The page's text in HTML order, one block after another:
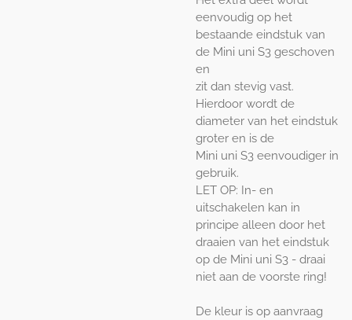
eenvoudig op het
bestaande eindstuk van
de Mini uni S3 geschoven
en
zit dan stevig vast.
Hierdoor wordt de
diameter van het eindstuk
groter en is de
Mini uni S3 eenvoudiger in
gebruik.
LET OP: In- en
uitschakelen kan in
principe alleen door het
draaien van het eindstuk
op de Mini uni S3 - draai
niet aan de voorste ring!
De kleur is op aanvraag